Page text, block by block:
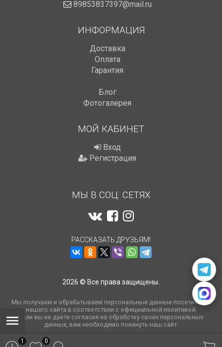
89853837397@mail.ru
ИНФОРМАЦИЯ
Доставка
Оплата
Гарантия
Блог
Фотогалерея
МОЙ КАБИНЕТ
Вход
Регистрация
МЫ В СОЦ. СЕТЯХ
РАССКАЗАТЬ ДРУЗЬЯМ!
2026 © Все права защищены.
Мы получаем и обрабатываем персональные данные посетителей
нашего сайта в соответствии с официальной политикой.
Если вы не даете согласия на обработку своих персональных
данных, вам необходимо покинуть наш сайт.
1 0